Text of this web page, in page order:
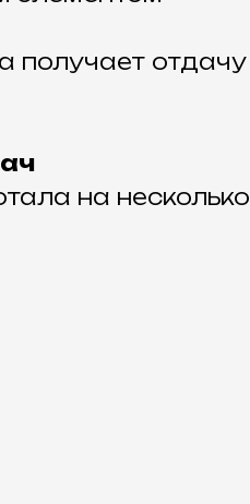
получает отдачу
на несколько